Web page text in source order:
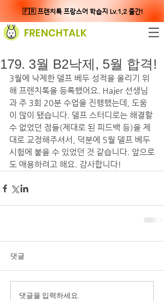
🇫🇷 프렌치톡 프랑스어 학습지 Lv.1,2 출간!
FRENCHTALK
179. 3월 B2낙제, 5월 합격!
﻿3월에 낙제한 델프 베두 성적을 올리기 위
해 프렌치톡을 등록했어요. Hajer 선생님
과 주 3회 20분 수업을 진행했는데, 도움
이 많이 됐습니다. 델프 스터디로는 해결할
수 없었던 점들(제대로 된 피드백 등)을 제
대로 교정해주셔서, 덕분에 5월 델프 베두
시험에 붙을 수 있었던 것 같습니다. 앞으로
도 애용하려고 해요. 감사합니다!
댓글
댓글을 입력하세요.